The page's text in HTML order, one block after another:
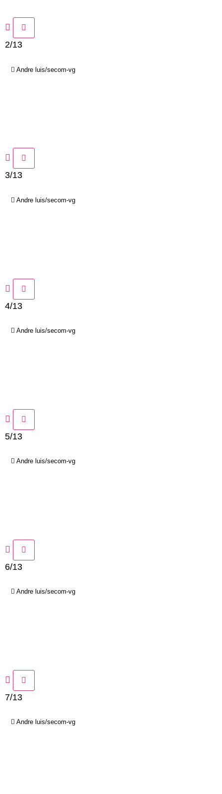
2/13
Andre luis/secom-vg
3/13
Andre luis/secom-vg
4/13
Andre luis/secom-vg
5/13
Andre luis/secom-vg
6/13
Andre luis/secom-vg
7/13
Andre luis/secom-vg